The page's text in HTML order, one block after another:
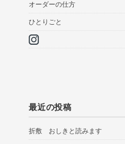
オーダーの仕方
ひとりごと
最近の投稿
折敷 おしきと読みます